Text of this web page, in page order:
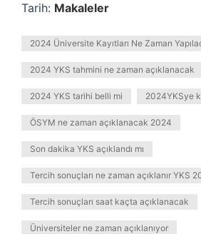
Tarih: Makaleler
2024 Üniversite Kayıtları Ne Zaman
2024 YKS tahmini ne zaman açıklanacak
2024 YKS tarihi belli mi 2024YKSye
ÖSYM ne zaman açıklanacak 2024
Son dakika YKS açıklandı mı
Tercih sonuçları ne zaman açıklanır YKS
Tercih sonuçları saat kaçta açıklanacak
Üniversiteler ne zaman açıklanıyor